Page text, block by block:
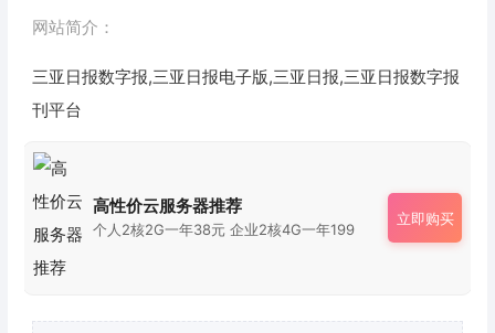
网站简介：
三亚日报数字报,三亚日报电子版,三亚日报,三亚日报数字报
刊平台
高性价云服务器推荐
个人2核2G一年38元 企业2核4G一年199
立即购买